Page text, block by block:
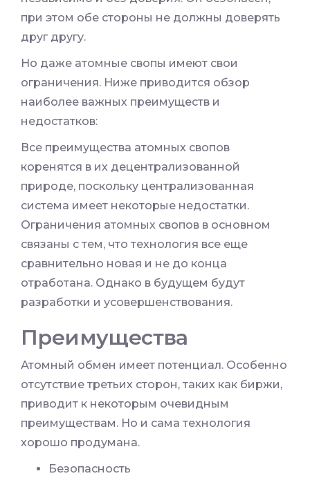
при этом обе стороны не должны доверять
друг другу.
Но даже атомные свопы имеют свои
ограничения. Ниже приводится обзор
наиболее важных преимуществ и
недостатков:
Все преимущества атомных свопов
коренятся в их децентрализованной
природе, поскольку централизованная
система имеет некоторые недостатки.
Ограничения атомных свопов в основном
связаны с тем, что технология все еще
сравнительно новая и не до конца
отработана. Однако в будущем будут
разработки и усовершенствования.
Преимущества
Атомный обмен имеет потенциал. Особенно
отсутствие третьих сторон, таких как биржи,
приводит к некоторым очевидным
преимуществам. Но и сама технология
хорошо продумана.
Безопасность